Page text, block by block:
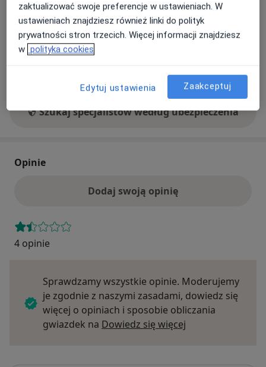
Ubezpieczenia - brak akceptowanych
Ten specjalista przyjmuje wyłącznie pacjentów
prywatnych. Możesz opłacić wizytę samodzielnie lub
Szukaj specjalistów według ubezpieczenia
Opinie
Dodaj swoją opinię
4 opinie
Sprawdzamy wszystkie opinie. Moderujemy
je zgodnie z naszymi zasadami, dowiedz się
więcej o opiniach i sposobie obliczania
gwiazdek na Dowiedz się więcej
zaktualizować swoje preferencje w ustawieniach. W
ustawieniach znajdziesz również linki do polityk
prywatności stron trzecich. Więcej informacji znajdziesz
w polityka cookies
Edytuj ustawienia Zaakceptuj